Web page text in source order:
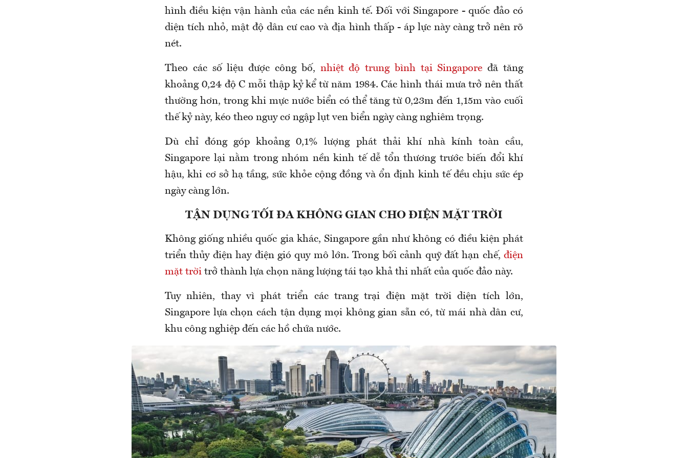
hình điều kiện vận hành của các nền kinh tế. Đối với Singapore - quốc đảo có
diện tích nhỏ, mật độ dân cư cao và địa hình thấp - áp lực này càng trở nên rõ
nét.
Theo các số liệu được công bố, nhiệt độ trung bình tại Singapore đã tăng
khoảng 0,24 độ C mỗi thập kỷ kể từ năm 1984. Các hình thái mưa trở nên thất
thường hơn, trong khi mực nước biển có thể tăng từ 0,23m đến 1,15m vào cuối
thế kỷ này, kéo theo nguy cơ ngập lụt ven biển ngày càng nghiêm trọng.
Dù chỉ đóng góp khoảng 0,1% lượng phát thải khí nhà kính toàn cầu,
Singapore lại nằm trong nhóm nền kinh tế dễ tổn thương trước biến đổi khí
hậu, khi cơ sở hạ tầng, sức khỏe cộng đồng và ổn định kinh tế đều chịu sức ép
ngày càng lớn.
TẬN DỤNG TỐI ĐA KHÔNG GIAN CHO ĐIỆN MẶT TRỜI
Không giống nhiều quốc gia khác, Singapore gần như không có điều kiện phát
triển thủy điện hay điện gió quy mô lớn. Trong bối cảnh quỹ đất hạn chế, điện
mặt trời trở thành lựa chọn năng lượng tái tạo khả thi nhất của quốc đảo này.
Tuy nhiên, thay vì phát triển các trang trại điện mặt trời diện tích lớn,
Singapore lựa chọn cách tận dụng mọi không gian sẵn có, từ mái nhà dân cư,
khu công nghiệp đến các hồ chứa nước.